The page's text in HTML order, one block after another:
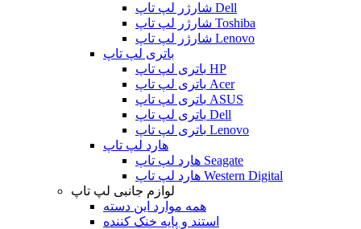
شارژر لپ تاپ Dell
شارژر لپ تاپ Toshiba
شارژر لپ تاپ Lenovo
باتری لپ تاپ
باتری لپ تاپ HP
باتری لپ تاپ Acer
باتری لپ تاپ ASUS
باتری لپ تاپ Dell
باتری لپ تاپ Lenovo
هارد لپ تاپ
هارد لپ تاپ Seagate
هارد لپ تاپ Western Digital
لوازم جانبی لپ تاپ
همه موارد این دسته
استند و پایه خنک کننده